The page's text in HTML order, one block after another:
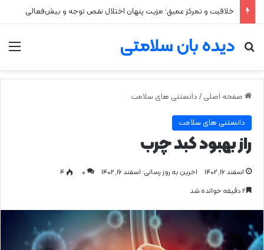
خلاقیت و تمرکز عمیق؛ مزیت پنهان اختلال نقص توجه و بیش‌فعالی
دیده بان سلامتی
جستجو برای
صفحه اصلی / دانستنی های سلامت
دانستنی های سلامت
راز بهبود کبد چرب
اسفند ۱۶, ۱۴۰۲ اخرین به روز رسانی: اسفند ۱۶, ۱۴۰۲ 0
۴